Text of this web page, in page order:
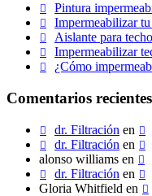
Pintura
Impermeabilizar tu
Aislante para
Impermeabilizar
¿Cómo
Comentarios recientes
dr. Filtración en
dr. Filtración en
alonso williams en
dr. Filtración en
Gloria Whitfield en